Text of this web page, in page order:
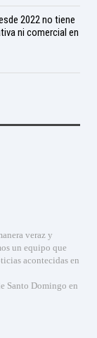
2022 no tiene
ni comercial en
veraz y
un equipo que
acontecidas en
Santo Domingo en